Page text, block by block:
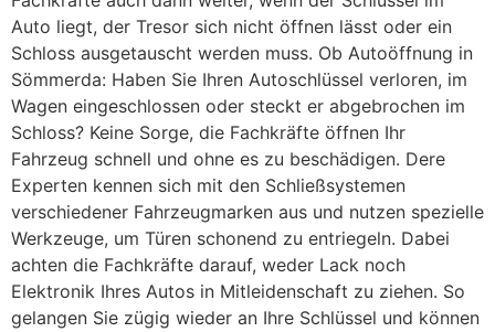
Auto liegt, der Tresor sich nicht öffnen lässt oder ein
Schloss ausgetauscht werden muss. Ob Autoöffnung in
Sömmerda: Haben Sie Ihren Autoschlüssel verloren, im
Wagen eingeschlossen oder steckt er abgebrochen im
Schloss? Keine Sorge, die Fachkräfte öffnen Ihr
Fahrzeug schnell und ohne es zu beschädigen. Dere
Experten kennen sich mit den Schließsystemen
verschiedener Fahrzeugmarken aus und nutzen spezielle
Werkzeuge, um Türen schonend zu entriegeln. Dabei
achten die Fachkräfte darauf, weder Lack noch
Elektronik Ihres Autos in Mitleidenschaft zu ziehen. So
gelangen Sie zügig wieder an Ihre Schlüssel und können